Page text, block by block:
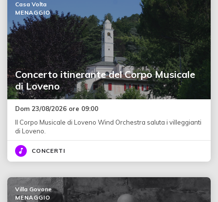
Concerto itinerante del Corpo Musicale
di Loveno
Casa Volta
MENAGGIO
Dom 23/08/2026 ore 09:00
Il Corpo Musicale di Loveno Wind Orchestra saluta i villeggianti
di Loveno.
CONCERTI
Villa Govone
MENAGGIO